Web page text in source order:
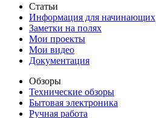
Статьи
Информация для начинающих
Заметки на полях
Мои проекты
Мои видео
Документация
Обзоры
Технические обзоры
Бытовая электроника
Ручная работа